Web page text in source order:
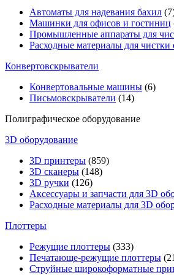
Автоматы для надевания бахил
Машинки для офисов и гостиниц
Промышленные аппараты для
Расходные материалы для чистки
Конвертовскрыватели
Конвертовальные машины (6)
Письмовскрыватели (14)
Полиграфическое оборудование
3D оборудование
3D принтеры (859)
3D сканеры (148)
3D ручки (126)
Аксессуары и запчасти для 3D
Расходные материалы для 3D
Плоттеры
Режущие плоттеры (333)
Печатающе-режущие плоттеры
Струйные широкоформатные